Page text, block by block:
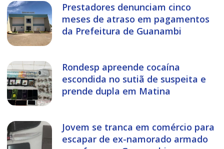
Prestadores denunciam cinco
meses de atraso em pagamentos
da Prefeitura de Guanambi
Rondesp apreende cocaína
escondida no sutiã de suspeita e
prende dupla em Matina
Jovem se tranca em comércio para
escapar de ex-namorado armado